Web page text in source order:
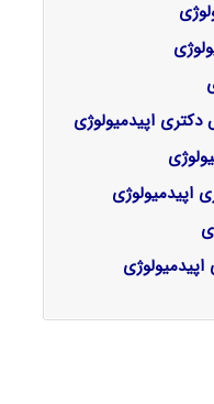
اپیدمیولوژی
اپیدمیولوژی
اپیدمیولوژی